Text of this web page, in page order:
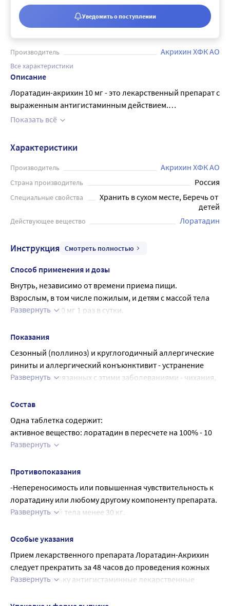
Производитель Акрихин ХФК АО
Все характеристики
Описание
Лоратадин-акрихин 10 мг - это лекарственный препарат с
выраженным антигистаминным действием.
Антигистаминный эффект достигает максимума спустя 8-
Применяется для лечения сезонного (поллиноз) и
круглогодичного аллергического ринита и
аллергического конъюнктивита. Внутрь, независимо от
времени приема пищи. Взрослым, в том числе пожилым,
противопоказания, перед применением рекомендуется
проконсультироваться с врачом. Применяйте препарат
только согласно тем указаниям, тому способу
инструкции.
Показать всё
Уведомить о поступлении
Характеристики
Производитель Акрихин ХФК АО
Страна производитель Россия
Специальные свойства
Хранить в сухом месте, Беречь от
детей
Действующее вещество Лоратадин
Инструкция Смотреть полностью
Способ применения и дозы
Внутрь, независимо от времени приема пищи.
Взрослым, в том числе пожилым, и детям с массой тела
более 30 кг - 10 мг 1 раз в сутки.
пациентов с наличием хронической почечной
недостаточности коррекции дозы не требуется.
Взрослым и детям с массой тела более 30 кг с тяжелым
нарушением функции печени начальная доза должна
составлять 10 мг (1 таблетка) через день.
Развернуть
Показания
Сезонный (поллиноз) и круглогодичный аллергические
риниты и аллергический конъюнктивит - устранение
симптомов, связанных с этими заболеваниями - чихания,
жжения и зуда в глазах, слезотечения.
Хроническая идиопатическая крапивница.
Развернуть
Состав
Одна таблетка содержит:
активное вещество: лоратадин в пересчете на 100% - 10
мг;
целлюлоза микрокристаллическая 75 мг, кальция
Развернуть
Противопоказания
-Непереносимость или повышенная чувствительность к
лоратадину или любому другому компоненту препарата.
-Дети с массой тела менее 30 кг.
-Непереносимость лактозы, дефицит лактазы, глюкозо-
С осторожностью:
-Тяжелые нарушения функции печени.
-Беременность (см. раздел «Применение при
Развернуть
Особые указания
Прием лекарственного препарата Лоратадин-Акрихин
следует прекратить за 48 часов до проведения кожных
проб, поскольку антигистаминные лекарственные
исследования.
Развернуть